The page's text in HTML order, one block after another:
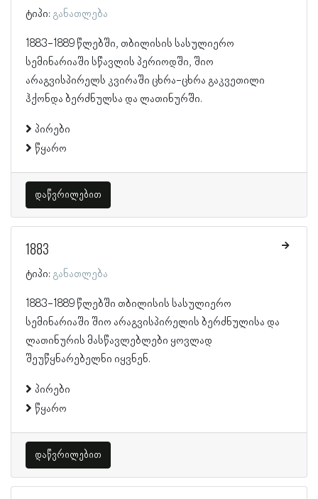
ტიპი: განათლება
1883-1889 წლებში, თბილისის სასულიერო
სემინარიაში სწავლის პერიოდში, შიო
არაგვისპირელს კვირაში ცხრა-ცხრა გაკვეთილი
ჰქონდა ბერძნულსა და ლათინურში.
პირები
წყარო
დაწვრილებით
1883
ტიპი: განათლება
1883-1889 წლებში თბილისის სასულიერო
სემინარიაში შიო არაგვისპირელის ბერძნულისა და
ლათინურის მასწავლებლები ყოვლად
შეუწყნარებელნი იყვნენ.
პირები
წყარო
დაწვრილებით